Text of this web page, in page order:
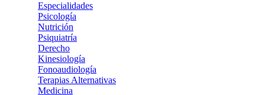
Especialidades
Psicología
Nutrición
Psiquiatría
Derecho
Kinesiología
Fonoaudiología
Terapias Alternativas
Medicina